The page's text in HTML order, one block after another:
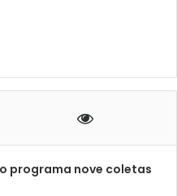
programa nove coletas